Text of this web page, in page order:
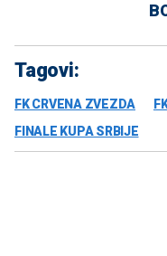
Tagovi:
FK CRVENA ZVEZDA
FINALE KUPA SRBIJE